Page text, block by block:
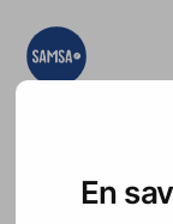
Aller
teste, on
Accueil
En